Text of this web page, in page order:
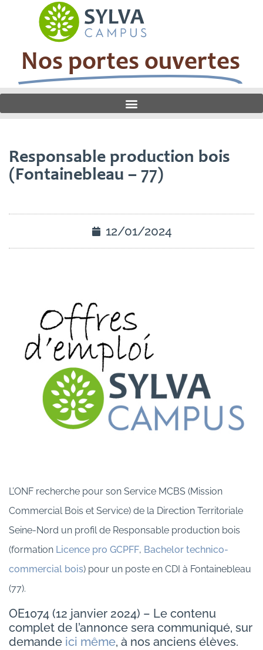
Nos portes ouvertes
Responsable production bois
(Fontainebleau – 77)
12/01/2024
L’ONF recherche pour son Service MCBS (Mission
Commercial Bois et Service) de la Direction Territoriale
Seine-Nord un profil de Responsable production bois
(formation Licence pro GCPFF, Bachelor technico-
commercial bois) pour un poste en CDI à Fontainebleau
(77).
OE1074 (12 janvier 2024) – Le contenu
complet de l’annonce sera communiqué, sur
demande ici même, à nos anciens élèves.